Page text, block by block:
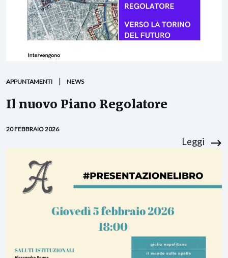
APPUNTAMENTI NEWS
Il nuovo Piano Regolatore
20 FEBBRAIO 2026
Leggi